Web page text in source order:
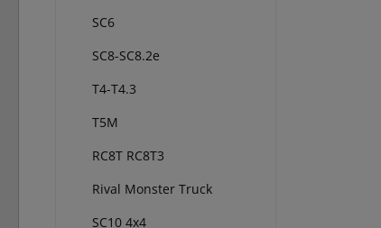
SC6
SC8-SC8.2e
T4-T4.3
T5M
RC8T RC8T3
Rival Monster Truck
SC10 4x4